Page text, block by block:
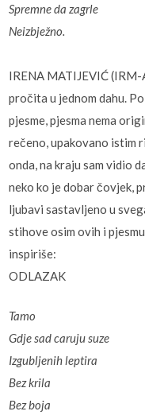
Spremne da zagrle
Neizbježno.
IRENA MATIJEVIĆ (IRM-
pročita u jednom dahu.
pjesme, pjesma nema
rečeno, upakovano istim
onda, na kraju sam vidio
neko ko je dobar čovjek,
ljubavi sastavljeno u
stihove osim ovih i
inspiriše:
ODLAZAK
Tamo
Gdje sad caruju suze
Izgubljenih leptira
Bez krila
Bez boja